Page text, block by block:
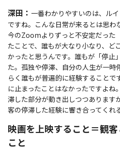
深田： 一番わかりやすいのは、ル
ですね。こんな日常が来るとは思
今のZoomよりずっと不安定だった
たことで、誰もが大なり小なり、ど
かったと思うんです。誰もが「停止
た。孤独や停滞、自分の人生が一時
らく誰もが普遍的に経験することで
に止まったことはなかったですよ
滞した部分が動き出しつつあります
客の停滞した経験に響き合ってくれ
映画を上映すること＝観
こと